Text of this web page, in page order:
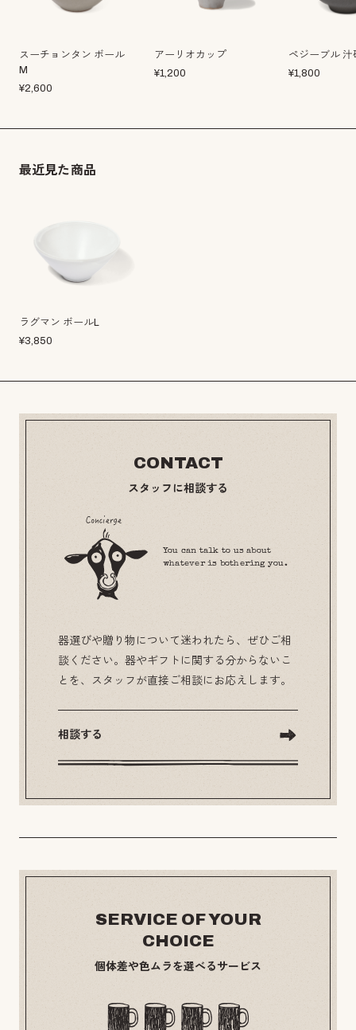
スーチョンタン ボール
M
¥2,600
アーリオカップ
¥1,200
ペジーブル 汁
¥1,800
最近見た商品
ラグマン ボールL
¥3,850
CONTACT
スタッフに相談する
You can talk to us about
whatever is bothering you.
器選びや贈り物について迷われたら、ぜひご相
談ください。器やギフトに関する分からないこ
とを、スタッフが直接ご相談にお応えします。
相談する
SERVICE OF YOUR
CHOICE
個体差や色ムラを選べるサービス